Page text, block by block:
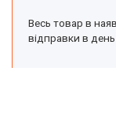
Весь товар в
відправки в